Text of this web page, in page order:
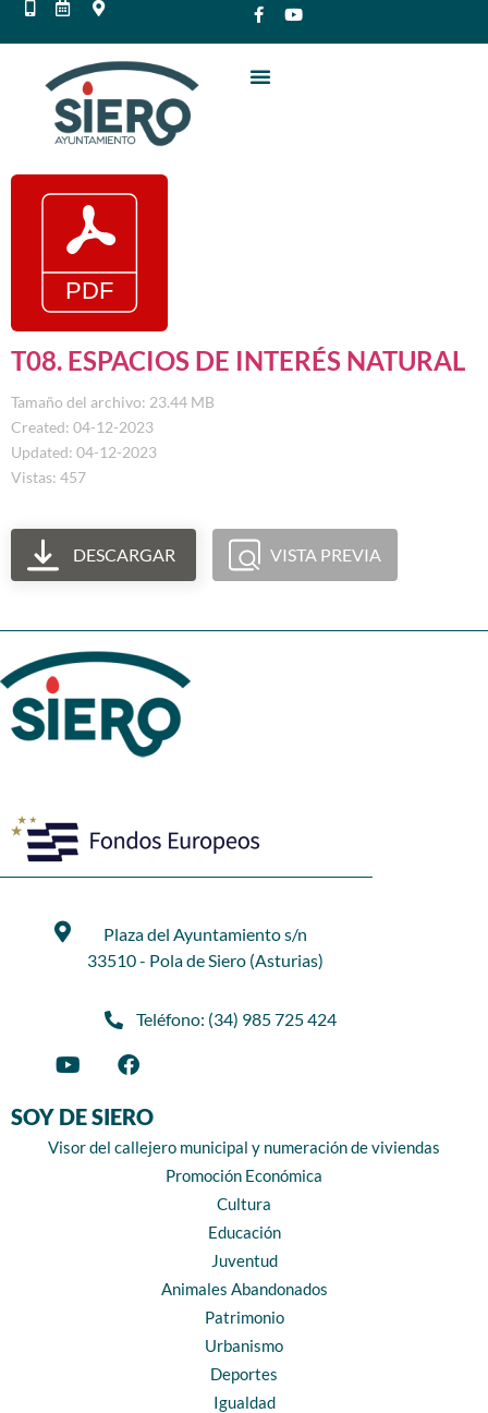
T08. ESPACIOS DE INTERÉS NATURAL
Tamaño del archivo: 23.44 MB
Created: 04-12-2023
Updated: 04-12-2023
Vistas: 457
DESCARGAR VISTA PREVIA
Plaza del Ayuntamiento s/n
33510 - Pola de Siero (Asturias)
Teléfono: (34) 985 725 424
SOY DE SIERO
Visor del callejero municipal y numeración de viviendas
Promoción Económica
Cultura
Educación
Juventud
Animales Abandonados
Patrimonio
Urbanismo
Deportes
Igualdad